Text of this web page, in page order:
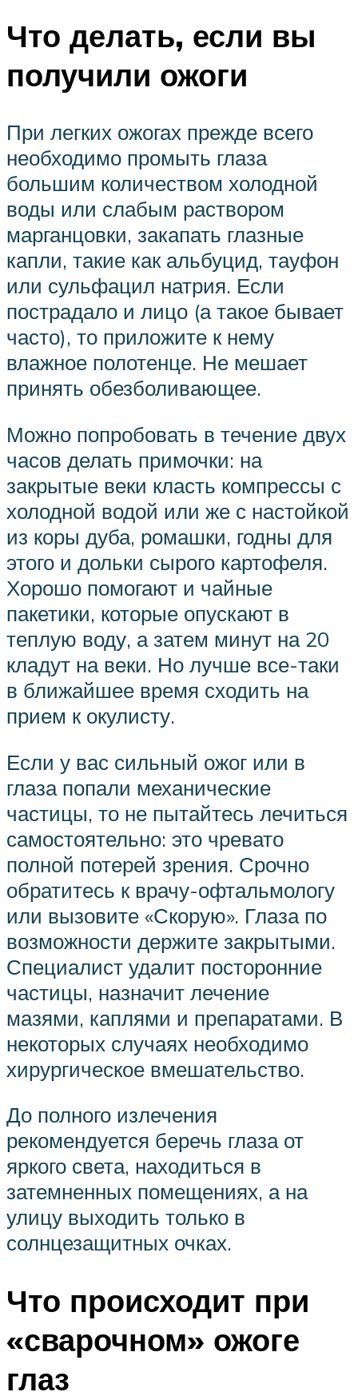
Что делать, если вы
получили ожоги
При легких ожогах прежде всего
необходимо промыть глаза
большим количеством холодной
воды или слабым раствором
марганцовки, закапать глазные
капли, такие как альбуцид, тауфон
или сульфацил натрия. Если
пострадало и лицо (а такое бывает
часто), то приложите к нему
влажное полотенце. Не мешает
принять обезболивающее.
Можно попробовать в течение двух
часов делать примочки: на
закрытые веки класть компрессы с
холодной водой или же с настойкой
из коры дуба, ромашки, годны для
этого и дольки сырого картофеля.
Хорошо помогают и чайные
пакетики, которые опускают в
теплую воду, а затем минут на 20
кладут на веки. Но лучше все-таки
в ближайшее время сходить на
прием к окулисту.
Если у вас сильный ожог или в
глаза попали механические
частицы, то не пытайтесь лечиться
самостоятельно: это чревато
полной потерей зрения. Срочно
обратитесь к врачу-офтальмологу
или вызовите «Скорую». Глаза по
возможности держите закрытыми.
Специалист удалит посторонние
частицы, назначит лечение
мазями, каплями и препаратами. В
некоторых случаях необходимо
хирургическое вмешательство.
До полного излечения
рекомендуется беречь глаза от
яркого света, находиться в
затемненных помещениях, а на
улицу выходить только в
солнцезащитных очках.
Что происходит при
«сварочном» ожоге
глаз